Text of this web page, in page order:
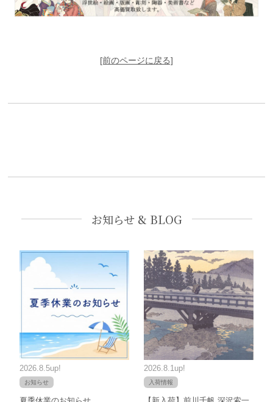
[前のページに戻る]
お知らせ & BLOG
2026.8.5up!
お知らせ
2026.8.1up!
入荷情報